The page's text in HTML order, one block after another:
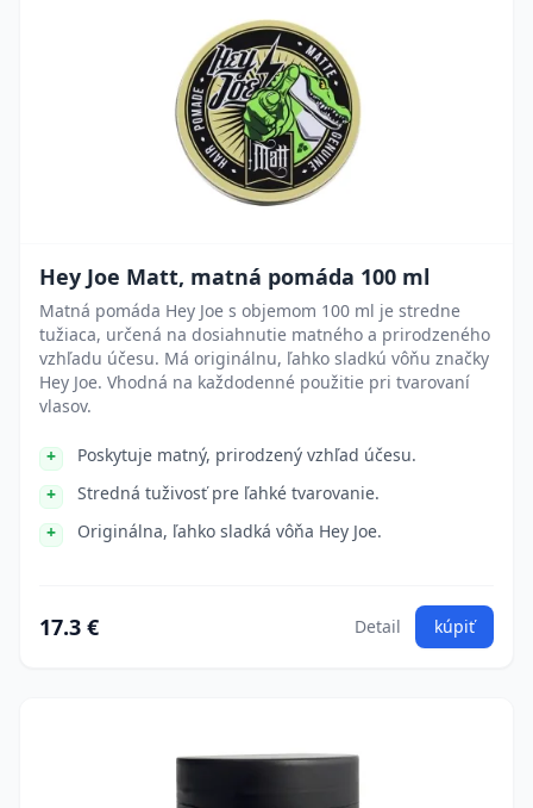
Hey Joe Matt, matná pomáda 100 ml
Matná pomáda Hey Joe s objemom 100 ml je stredne
tužiaca, určená na dosiahnutie matného a prirodzeného
vzhľadu účesu. Má originálnu, ľahko sladkú vôňu značky
Hey Joe. Vhodná na každodenné použitie pri tvarovaní
vlasov.
Poskytuje matný, prirodzený vzhľad účesu.
Stredná tuživosť pre ľahké tvarovanie.
Originálna, ľahko sladká vôňa Hey Joe.
17.3 € Detail kúpiť